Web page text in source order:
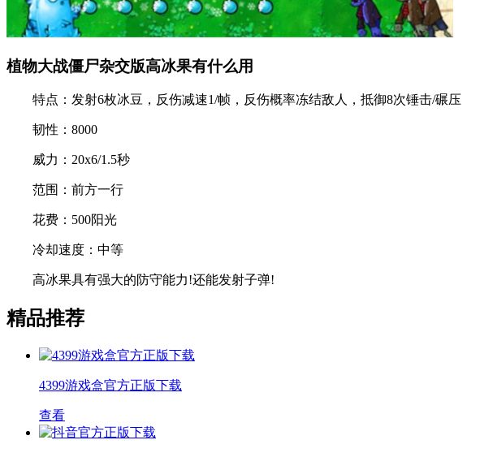
植物大战僵尸杂交版高冰果有什么用
特点：发射6枚冰豆，反伤减速1/帧，反伤概率冻结敌人，抵御8次锤击/碾压
韧性：8000
威力：20x6/1.5秒
范围：前方一行
花费：500阳光
冷却速度：中等
高冰果具有强大的防守能力!还能发射子弹!
精品推荐
4399游戏盒官方正版下载
查看